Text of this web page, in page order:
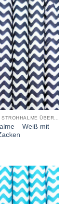
– Weiß mit